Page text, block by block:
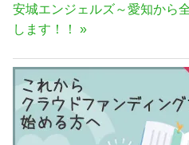
ビ
ゲ
ー
シ
ョ
ン
事:
次
の
事:
安城エンジェルズ～愛知から
します！！